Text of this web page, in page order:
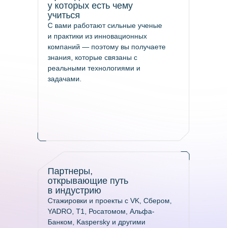
у которых есть чему
учиться
С вами работают сильные ученые
и практики из инновационных
компаний — поэтому вы получаете
знания, которые связаны с
реальными технологиями и
задачами.
Партнеры,
открывающие путь
в индустрию
Стажировки и проекты с VK, Сбером,
YADRO, T1, Росатомом, Альфа-
Банком, Kaspersky и другими
8 (831)228-99-88
Нартова, д. 6, пом.П1а